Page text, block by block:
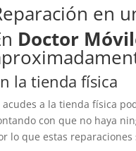
en
Doctor
la tienda física
acudes a la tienda física
con que no haya
lo que estas reparaciones